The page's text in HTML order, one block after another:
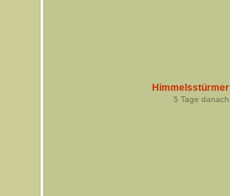
Himmelsstürmer
5 Tage danach